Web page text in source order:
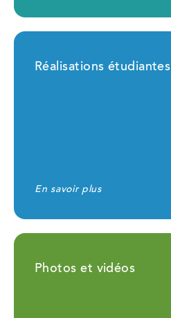
Réalisations étudiantes
En savoir plus
Photos et vidéos